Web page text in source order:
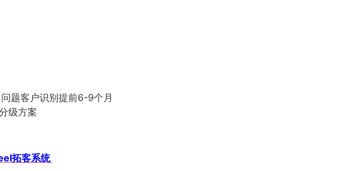
问题客户识别提前6-9个月
级方案
拓客系统